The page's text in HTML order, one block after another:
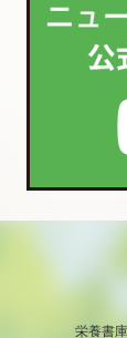
栄養書